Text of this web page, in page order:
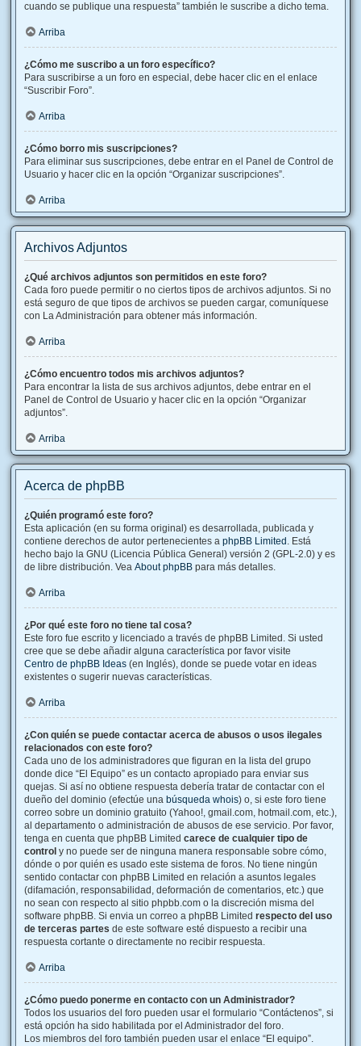
cuando se publique una respuesta” también le suscribe a dicho tema.
Arriba
¿Cómo me suscribo a un foro específico?
Para suscribirse a un foro en especial, debe hacer clic en el enlace
“Suscribir Foro”.
Arriba
¿Cómo borro mis suscripciones?
Para eliminar sus suscripciones, debe entrar en el Panel de Control de
Usuario y hacer clic en la opción “Organizar suscripciones”.
Arriba
Archivos Adjuntos
¿Qué archivos adjuntos son permitidos en este foro?
Cada foro puede permitir o no ciertos tipos de archivos adjuntos. Si no
está seguro de que tipos de archivos se pueden cargar, comuníquese
con La Administración para obtener más información.
Arriba
¿Cómo encuentro todos mis archivos adjuntos?
Para encontrar la lista de sus archivos adjuntos, debe entrar en el
Panel de Control de Usuario y hacer clic en la opción “Organizar
adjuntos”.
Arriba
Acerca de phpBB
¿Quién programó este foro?
Esta aplicación (en su forma original) es desarrollada, publicada y
contiene derechos de autor pertenecientes a phpBB Limited . Está
hecho bajo la GNU (Licencia Pública General) versión 2 (GPL-2.0) y es
de libre distribución. Vea About phpBB para más detalles.
Arriba
¿Por qué este foro no tiene tal cosa?
Este foro fue escrito y licenciado a través de phpBB Limited. Si usted
cree que se debe añadir alguna característica por favor visite
Centro de phpBB Ideas (en Inglés), donde se puede votar en ideas
existentes o sugerir nuevas características.
Arriba
¿Con quién se puede contactar acerca de abusos o usos ilegales
relacionados con este foro?
Cada uno de los administradores que figuran en la lista del grupo
donde dice “El Equipo” es un contacto apropiado para enviar sus
quejas. Si así no obtiene respuesta debería tratar de contactar con el
dueño del dominio (efectúe una búsqueda whois) o, si este foro tiene
correo sobre un dominio gratuito (Yahoo!, gmail.com, hotmail.com, etc.),
al departamento o administración de abusos de ese servicio. Por favor,
tenga en cuenta que phpBB Limited carece de cualquier tipo de
control y no puede ser de ninguna manera responsable sobre cómo,
dónde o por quién es usado este sistema de foros. No tiene ningún
sentido contactar con phpBB Limited en relación a asuntos legales
(difamación, responsabilidad, deformación de comentarios, etc.) que
no sean con respecto al sitio phpbb.com o la discreción misma del
software phpBB. Si envia un correo a phpBB Limited respecto del uso
de terceras partes de este software esté dispuesto a recibir una
respuesta cortante o directamente no recibir respuesta.
Arriba
¿Cómo puedo ponerme en contacto con un Administrador?
Todos los usuarios del foro pueden usar el formulario “Contáctenos”, si
está opción ha sido habilitada por el Administrador del foro.
Los miembros del foro también pueden usar el enlace “El equipo”.